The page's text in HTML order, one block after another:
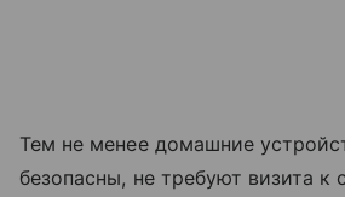
Тем не менее домашние
безопасны, не требуют визита к